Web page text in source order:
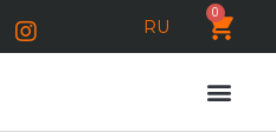
RU
0